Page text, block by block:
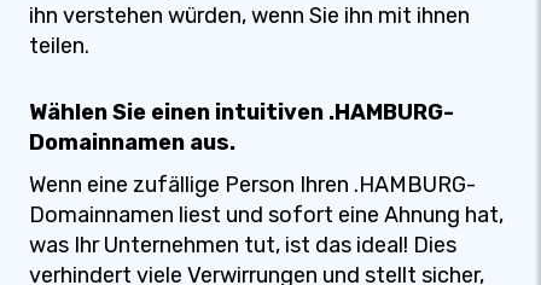
ihn verstehen würden, wenn Sie ihn mit ihnen
teilen.
Wählen Sie einen intuitiven .HAMBURG-
Domainnamen aus.
Wenn eine zufällige Person Ihren .HAMBURG-
Domainnamen liest und sofort eine Ahnung hat,
was Ihr Unternehmen tut, ist das ideal! Dies
verhindert viele Verwirrungen und stellt sicher,